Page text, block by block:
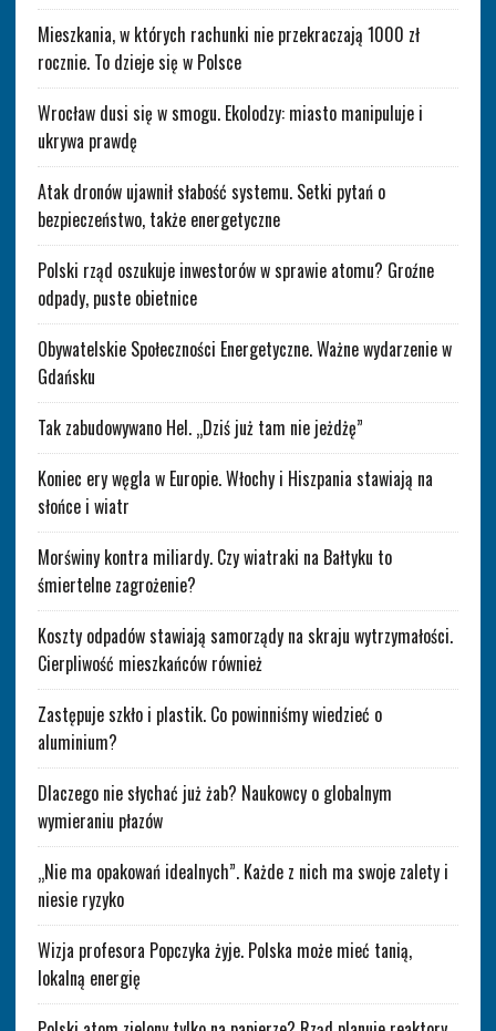
Mieszkania, w których rachunki nie przekraczają 1000 zł
rocznie. To dzieje się w Polsce
Wrocław dusi się w smogu. Ekolodzy: miasto manipuluje i
ukrywa prawdę
Atak dronów ujawnił słabość systemu. Setki pytań o
bezpieczeństwo, także energetyczne
Polski rząd oszukuje inwestorów w sprawie atomu? Groźne
odpady, puste obietnice
Obywatelskie Społeczności Energetyczne. Ważne wydarzenie w
Gdańsku
Tak zabudowywano Hel. „Dziś już tam nie jeżdżę”
Koniec ery węgla w Europie. Włochy i Hiszpania stawiają na
słońce i wiatr
Morświny kontra miliardy. Czy wiatraki na Bałtyku to
śmiertelne zagrożenie?
Koszty odpadów stawiają samorządy na skraju wytrzymałości.
Cierpliwość mieszkańców również
Zastępuje szkło i plastik. Co powinniśmy wiedzieć o
aluminium?
Dlaczego nie słychać już żab? Naukowcy o globalnym
wymieraniu płazów
„Nie ma opakowań idealnych”. Każde z nich ma swoje zalety i
niesie ryzyko
Wizja profesora Popczyka żyje. Polska może mieć tanią,
lokalną energię